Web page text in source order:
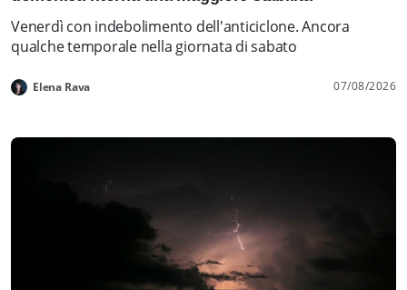
Venerdì con indebolimento dell'anticiclone. Ancora
qualche temporale nella giornata di sabato
Elena Rava 07/08/2026